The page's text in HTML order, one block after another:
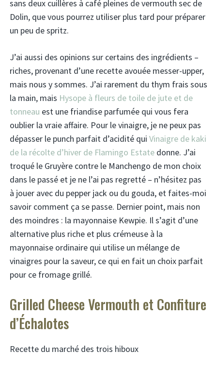
sans deux cuillères à café pleines de vermouth sec de
Dolin, que vous pourrez utiliser plus tard pour préparer
un peu de spritz.
J’ai aussi des opinions sur certains des ingrédients –
riches, provenant d’une recette avouée messer-upper,
mais nous y sommes. J’ai rarement du thym frais sous
la main, mais Hysope à fleurs de toile de jute et de
tonneau est une friandise parfumée qui vous fera
oublier la vraie affaire. Pour le vinaigre, je ne peux pas
dépasser le punch parfait d’acidité qui Vinaigre de kaki
de la récolte d’hiver de Flamingo Estate donne. J’ai
troqué le Gruyère contre le Manchengo de mon choix
dans le passé et je ne l’ai pas regretté – n’hésitez pas
à jouer avec du pepper jack ou du gouda, et faites-moi
savoir comment ça se passe. Dernier point, mais non
des moindres : la mayonnaise Kewpie. Il s’agit d’une
alternative plus riche et plus crémeuse à la
mayonnaise ordinaire qui utilise un mélange de
vinaigres pour la saveur, ce qui en fait un choix parfait
pour ce fromage grillé.
Grilled Cheese Vermouth et Confiture
d’Échalotes
Recette du marché des trois hiboux